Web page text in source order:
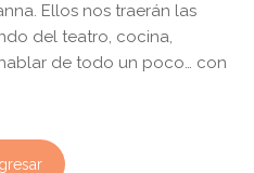
Ellos nos traerán las
del teatro, cocina,
de todo un poco… con